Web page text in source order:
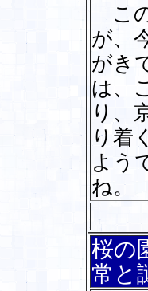
こ
が、
がき
は、
り、
り着
よう
ね。
桜の
常と